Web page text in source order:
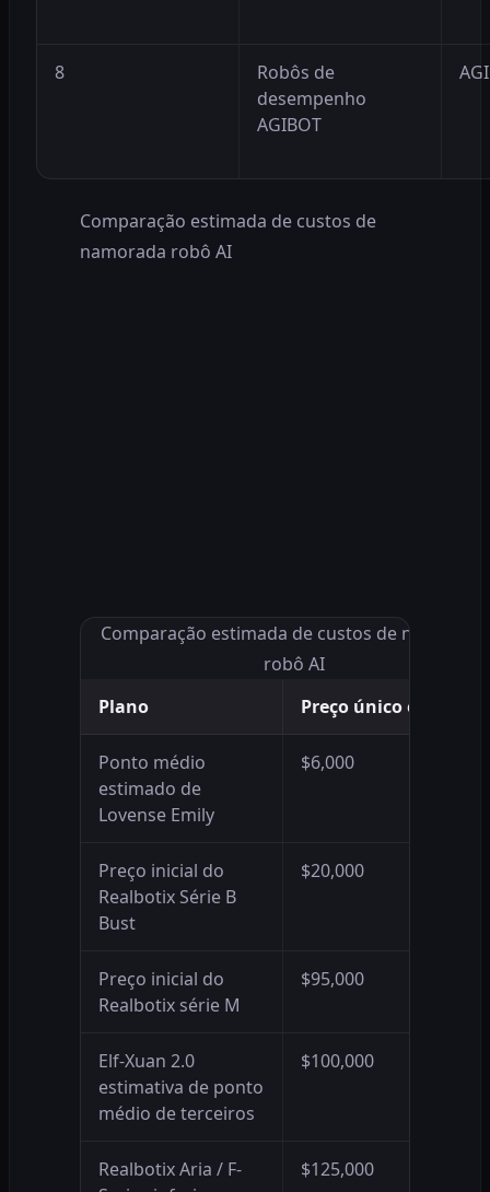
8
Robôs de
desempenho
AGIBOT
Comparação estimada de custos de
namorada robô AI
Comparação estimada de custos de namorada
robô AI
Plano
Preço único estimado
Ponto médio
estimado de
Lovense Emily
$6,000
Preço inicial do
Realbotix Série B
Bust
$20,000
Preço inicial do
Realbotix série M
$95,000
Elf-Xuan 2.0
estimativa de ponto
médio de terceiros
$100,000
Realbotix Aria / F-
$125,000